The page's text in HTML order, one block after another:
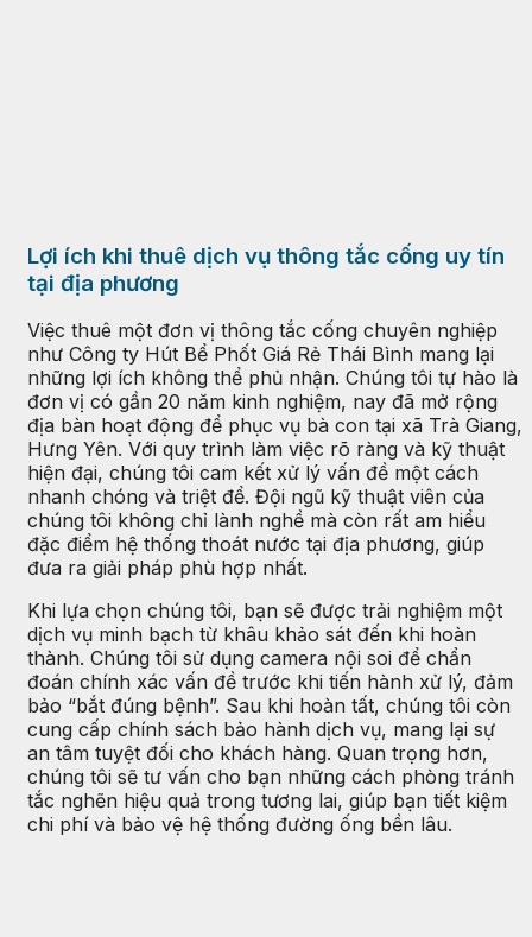
Lợi ích khi thuê dịch vụ thông tắc cống uy tín
tại địa phương
Việc thuê một đơn vị thông tắc cống chuyên nghiệp
như Công ty Hút Bể Phốt Giá Rẻ Thái Bình mang lại
những lợi ích không thể phủ nhận. Chúng tôi tự hào là
đơn vị có gần 20 năm kinh nghiệm, nay đã mở rộng
địa bàn hoạt động để phục vụ bà con tại xã Trà Giang,
Hưng Yên. Với quy trình làm việc rõ ràng và kỹ thuật
hiện đại, chúng tôi cam kết xử lý vấn đề một cách
nhanh chóng và triệt để. Đội ngũ kỹ thuật viên của
chúng tôi không chỉ lành nghề mà còn rất am hiểu
đặc điểm hệ thống thoát nước tại địa phương, giúp
đưa ra giải pháp phù hợp nhất.
Khi lựa chọn chúng tôi, bạn sẽ được trải nghiệm một
dịch vụ minh bạch từ khâu khảo sát đến khi hoàn
thành. Chúng tôi sử dụng camera nội soi để chẩn
đoán chính xác vấn đề trước khi tiến hành xử lý, đảm
bảo “bắt đúng bệnh”. Sau khi hoàn tất, chúng tôi còn
cung cấp chính sách bảo hành dịch vụ, mang lại sự
an tâm tuyệt đối cho khách hàng. Quan trọng hơn,
chúng tôi sẽ tư vấn cho bạn những cách phòng tránh
tắc nghẽn hiệu quả trong tương lai, giúp bạn tiết kiệm
chi phí và bảo vệ hệ thống đường ống bền lâu.